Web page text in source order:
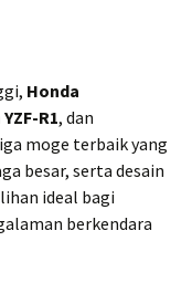
Honda
R1, dan
moge terbaik yang
besar, serta desain
ideal bagi
berkendara